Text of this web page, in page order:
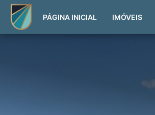
PÁGINA INICIAL IMÓVEIS